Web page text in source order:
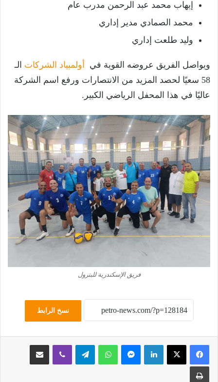
إيهاب محمد عبد الرحمن مدرب عام
محمد الصمادي مدير إداري
وليد طلعت إداري
ويواصل الفريق عروضه القوية في أولمبياد الشركات الـ
58 سعيًا لحصد المزيد من الانتصارات ورفع اسم الشركة
عاليًا في هذا المحفل الرياضي الكبير.
فريق الإسكندرية للبترول
نسخ الرابط
لينكدإن ماسنجر واتساب تيلقرام ڤايبر مشاركة عبر البريد
طباعة